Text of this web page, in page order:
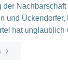
der
und Ückendorfer,
hat